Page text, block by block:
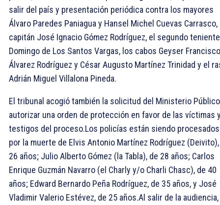
salir del país y presentación periódica contra los mayores
Álvaro Paredes Paniagua y Hansel Michel Cuevas Carrasco,
capitán José Ignacio Gómez Rodríguez, el segundo teniente
Domingo de Los Santos Vargas, los cabos Geyser Francisco
Álvarez Rodríguez y César Augusto Martínez Trinidad y el
Adrián Miguel Villalona Pineda.
El tribunal acogió también la solicitud del Ministerio
autorizar una orden de protección en favor de las víctimas
testigos del proceso.Los policías están siendo procesados
por la muerte de Elvis Antonio Martínez Rodríguez
26 años; Julio Alberto Gómez (la Tabla), de 28 años; Carlos
Enrique Guzmán Navarro (el Charly y/o Charli Chasc), de 40
años; Edward Bernardo Peña Rodríguez, de 35 años, y José
Vladimir Valerio Estévez, de 25 años.Al salir de la